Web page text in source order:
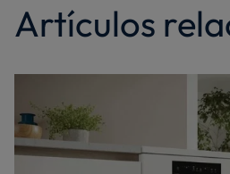
Artículos